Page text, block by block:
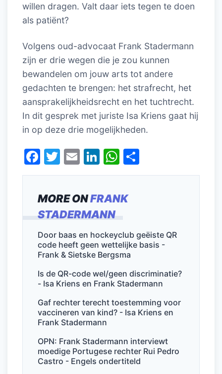
MORE ONFRANK
STADERMANN
Door baas en hockeyclub geëiste QR
code heeft geen wettelijke basis -
Frank & Sietske Bergsma
Is de QR-code wel/geen discriminatie?
- Isa Kriens en Frank Stadermann
Gaf rechter terecht toestemming voor
vaccineren van kind? - Isa Kriens en
Frank Stadermann
OPN: Frank Stadermann interviewt
moedige Portugese rechter Rui Pedro
Castro - Engels ondertiteld
willen dragen. Valt daar iets tegen te doen
als patiënt?
Volgens oud-advocaat Frank Stadermann
zijn er drie wegen die je zou kunnen
bewandelen om jouw arts tot andere
gedachten te brengen: het strafrecht, het
aansprakelijkheidsrecht en het tuchtrecht.
In dit gesprek met juriste Isa Kriens gaat hij
in op deze drie mogelijkheden.
F
a
e
b
o
o
k
T
w
er
E
m
l
Li
n
e
dI
n
W
h
s
p
p
el